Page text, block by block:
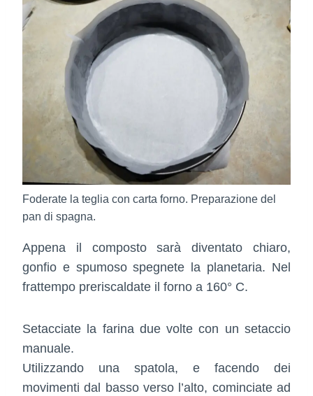
Foderate la teglia con carta forno. Preparazione del
pan di spagna.
Appena il composto sarà diventato chiaro,
gonfio e spumoso spegnete la planetaria. Nel
frattempo preriscaldate il forno a 160° C.
Setacciate la farina due volte con un setaccio
manuale.
Utilizzando una spatola, e facendo dei
movimenti dal basso verso l’alto, cominciate ad